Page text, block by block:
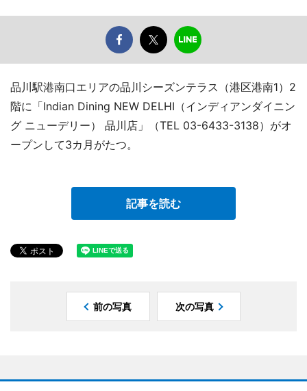
品川駅港南口エリアの品川シーズンテラス（港区港南1）2
階に「Indian Dining NEW DELHI（インディアンダイニン
グ ニューデリー） 品川店」（TEL 03-6433-3138）がオ
ープンして3カ月がたつ。
記事を読む
前の写真 次の写真